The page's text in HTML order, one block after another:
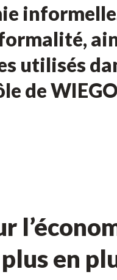
utilisés
de
en